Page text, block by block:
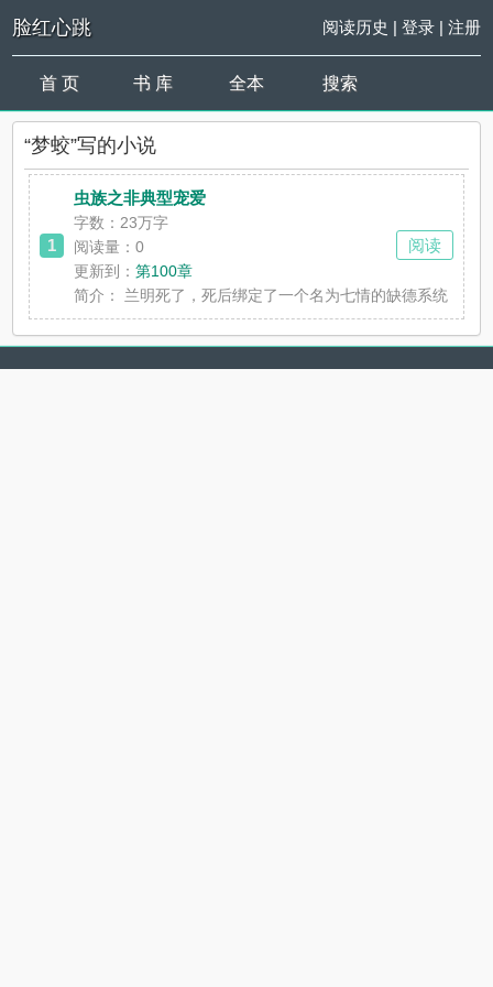
脸红心跳 阅读历史 | 登录| 注册
首 页 书 库 全本 搜索
“梦蛟”写的小说
1
虫族之非典型宠爱
字数：23万字
阅读量：0
更新到：第100章
简介：
兰明死了，死后绑定了一个名为七情的缺德系统，完
阅读